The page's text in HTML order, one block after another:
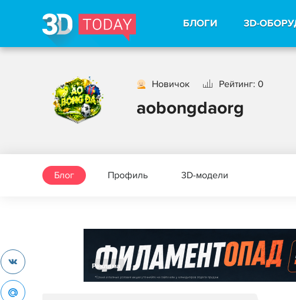
БЛОГИ 3D-
Новичок Рейтинг: 0
aobongdaorg
Блог Профиль 3D-модели
Реклама